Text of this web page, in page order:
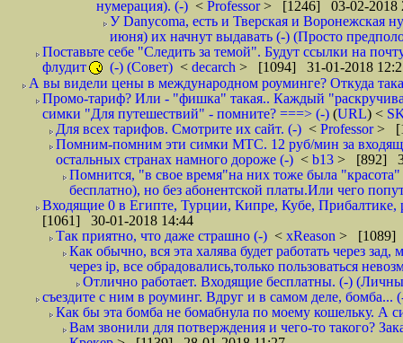
нумерация). (-) < Professor> [1246] 03-02-2018
У Danycoma, есть и Тверская и Воронежская
июня) их начнут выдавать (-) (Просто
Поставьте себе "Следить за темой". Будут ссылки на
флудит
(-) (Совет) < decarch > [1094] 31-01-2018
А вы видели цены в международном роуминге? Откуда
Промо-тариф? Или - "фишка" такая.. Каждый
симки "Для путешествий" - помните? ===> (-) (URL) <
Для всех тарифов. Смотрите их сайт. (-) < Professor>
Помним-помним эти симки МТС. 12 руб/мин за
остальных странах намного дороже (-) < b13 > [892]
Помнится, "в свое время"на них тоже была
бесплатно), но без абонентской платы.Или чего
Входящие 0 в Египте, Турции, Кипре, Кубе,
[1061] 30-01-2018 14:44
Так приятно, что даже страшно (-) < xReason > [1089]
Как обычно, вся эта халява будет работать через
через ip, все обрадовались,только пользоваться
Отлично работает. Входящие бесплатны. (-)
съездите с ним в роуминг. Вдруг и в самом деле, бомба...
Как бы эта бомба не бомабнула по моему кошельку. А
Вам звонили для потверждения и чего-то такого?